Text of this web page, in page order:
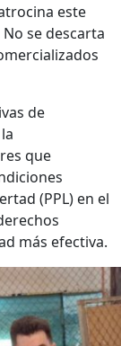
este
se descarta
de
que
(PPL) en el
más efectiva.